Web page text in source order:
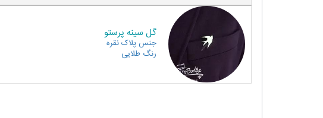
گل سینه پرستو
جنس پلاک نقره
رنگطلایی